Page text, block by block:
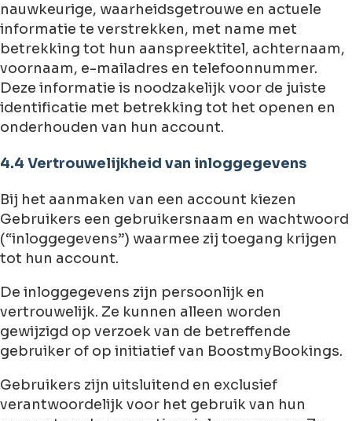
nauwkeurige, waarheidsgetrouwe en actuele
informatie te verstrekken, met name met
betrekking tot hun aanspreektitel, achternaam,
voornaam, e-mailadres en telefoonnummer.
Deze informatie is noodzakelijk voor de juiste
identificatie met betrekking tot het openen en
onderhouden van hun account.
4.4 Vertrouwelijkheid van inloggegevens
Bij het aanmaken van een account kiezen
Gebruikers een gebruikersnaam en wachtwoord
(“inloggegevens”) waarmee zij toegang krijgen
tot hun account.
De inloggegevens zijn persoonlijk en
vertrouwelijk. Ze kunnen alleen worden
gewijzigd op verzoek van de betreffende
gebruiker of op initiatief van BoostmyBookings.
Gebruikers zijn uitsluitend en exclusief
verantwoordelijk voor het gebruik van hun